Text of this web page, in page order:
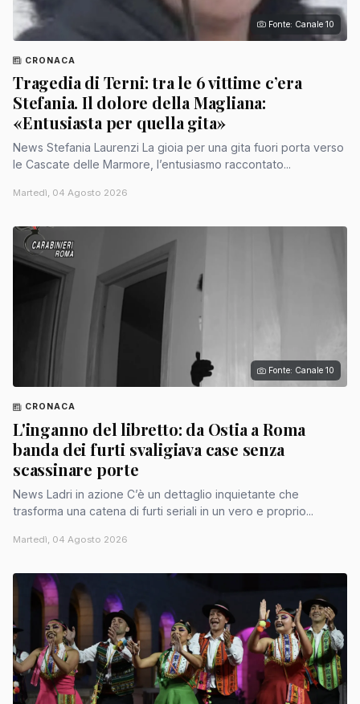
Fonte: Canale 10
CRONACA
Tragedia di Terni: tra le 6 vittime c’era
Stefania. Il dolore della Magliana:
«Entusiasta per quella gita»
News Stefania Laurenzi La gioia per una gita fuori porta verso
le Cascate delle Marmore, l’entusiasmo raccontato...
Martedì, 04 Agosto 2026
Fonte: Canale 10
CRONACA
L'inganno del libretto: da Ostia a Roma
banda dei furti svaligiava case senza
scassinare porte
News Ladri in azione C’è un dettaglio inquietante che
trasforma una catena di furti seriali in un vero e proprio...
Martedì, 04 Agosto 2026